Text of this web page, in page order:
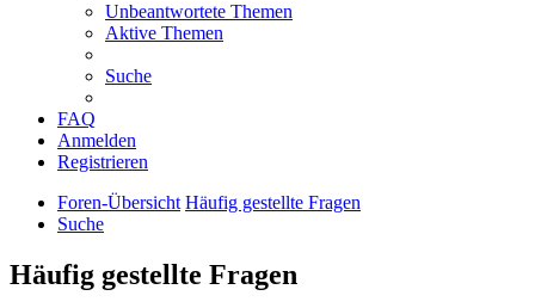
Unbeantwortete Themen
Aktive Themen
Suche
FAQ
Anmelden
Registrieren
Foren-Übersicht Häufig gestellte Fragen
Suche
Häufig gestellte Fragen